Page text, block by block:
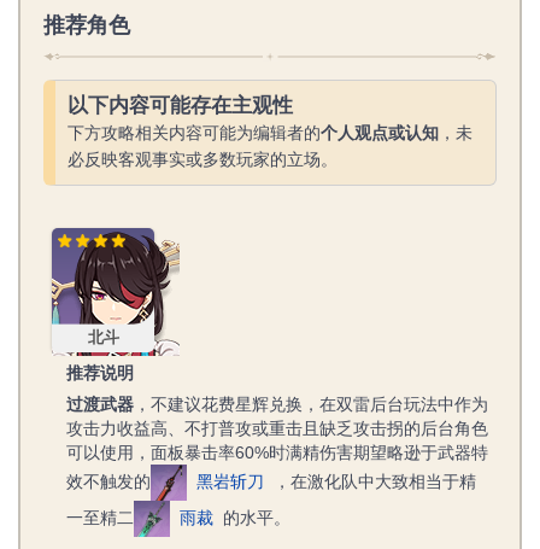
推荐角色
以下内容可能存在主观性
下方攻略相关内容可能为编辑者的个人观点或认知 ，未
必反映客观事实或多数玩家的立场。
北斗
北斗
推荐说明
过渡武器 ，不建议花费星辉兑换，在双雷后台玩法中作为
攻击力收益高、不打普攻或重击且缺乏攻击拐的后台角色
可以使用，面板暴击率60%时满精伤害期望略逊于武器特
效不触发的
黑岩斩刀 ，在激化队中大致相当于精
一至精二
雨裁 的水平。